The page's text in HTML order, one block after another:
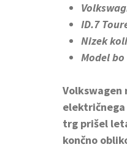
ID.7
Nizek
Model
Volkswagen
trg prišel
končno